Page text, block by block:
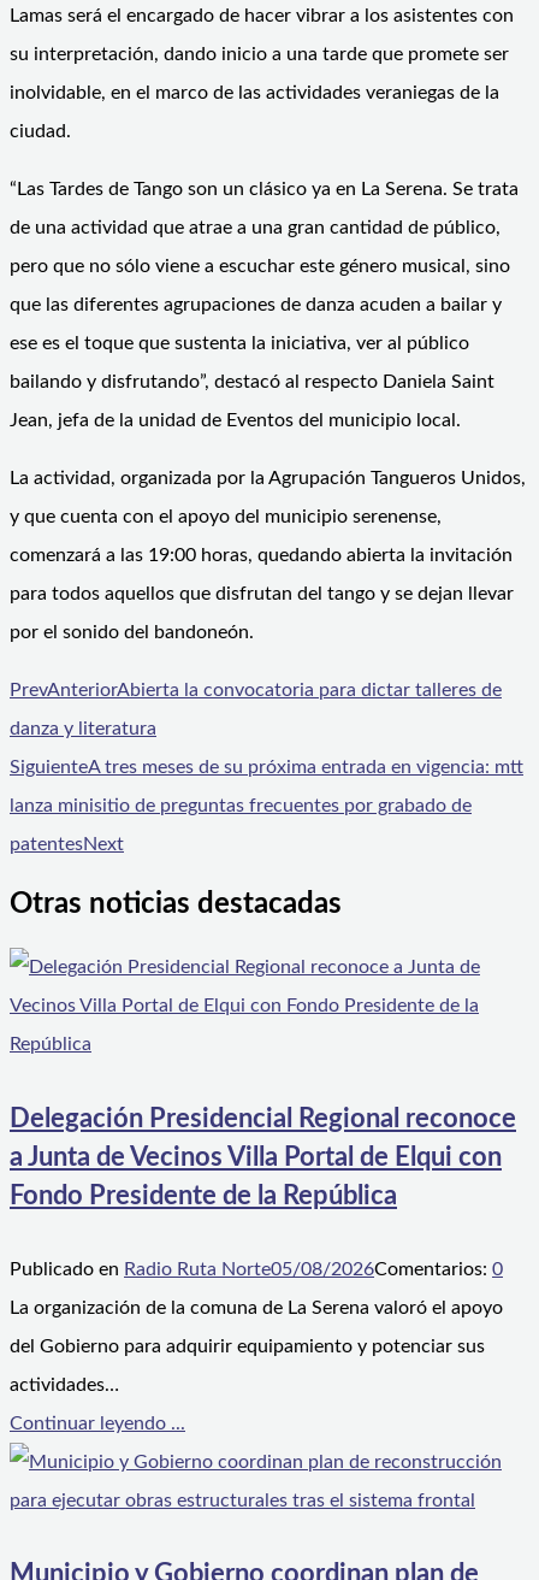
Lamas será el encargado de hacer vibrar a los asistentes con
su interpretación, dando inicio a una tarde que promete ser
inolvidable, en el marco de las actividades veraniegas de la
ciudad.
“Las Tardes de Tango son un clásico ya en La Serena. Se trata
de una actividad que atrae a una gran cantidad de público,
pero que no sólo viene a escuchar este género musical, sino
que las diferentes agrupaciones de danza acuden a bailar y
ese es el toque que sustenta la iniciativa, ver al público
bailando y disfrutando”, destacó al respecto Daniela Saint
Jean, jefa de la unidad de Eventos del municipio local.
La actividad, organizada por la Agrupación Tangueros Unidos,
y que cuenta con el apoyo del municipio serenense,
comenzará a las 19:00 horas, quedando abierta la invitación
para todos aquellos que disfrutan del tango y se dejan llevar
por el sonido del bandoneón.
PrevAnteriorAbierta la convocatoria para dictar talleres de
danza y literatura
SiguienteA tres meses de su próxima entrada en vigencia: mtt
lanza minisitio de preguntas frecuentes por grabado de
patentesNext
Otras noticias destacadas
Delegación Presidencial Regional reconoce
a Junta de Vecinos Villa Portal de Elqui con
Fondo Presidente de la República
Publicado en Radio Ruta Norte05/08/2026Comentarios: 0
La organización de la comuna de La Serena valoró el apoyo
del Gobierno para adquirir equipamiento y potenciar sus
actividades…
Continuar leyendo ...
Municipio y Gobierno coordinan plan de